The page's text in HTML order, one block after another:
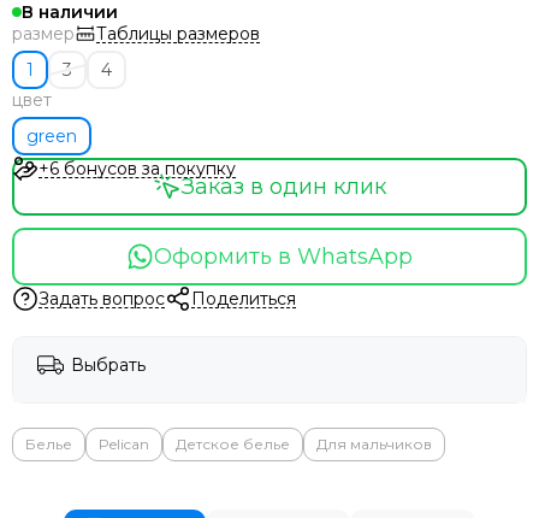
В наличии
размер
Таблицы размеров
1
3
4
цвет
green
+6 бонусов за покупку
Оформить в WhatsApp
Заказ в один клик
Задать вопрос Поделиться
Выбрать
Белье Pelican Детское белье Для мальчиков